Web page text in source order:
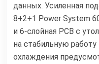
данных. Усиленная
8+2+1 Power System
и 6-слойная PCB с
на стабильную работу
охлаждения